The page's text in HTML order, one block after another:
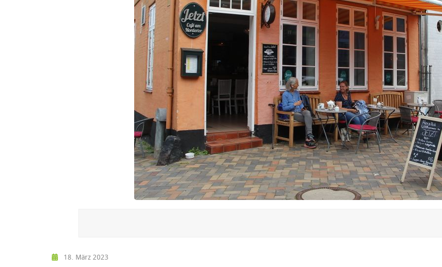
18. März 2023